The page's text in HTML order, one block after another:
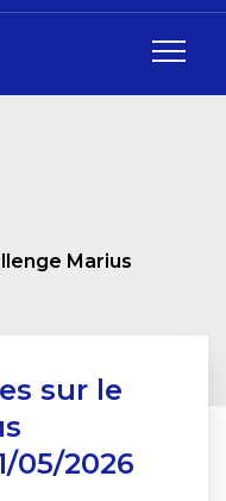
Marius
sur le
05/2026